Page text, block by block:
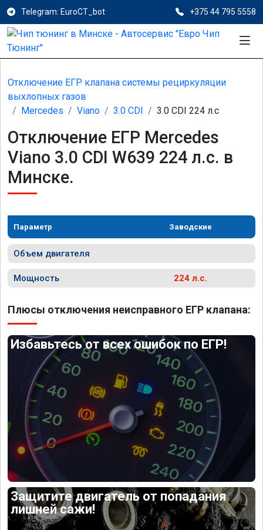
Telegram: EuroCT_bot +375 44 795 5558
Отключение ЕГР клапана системы рециркуляции
выхлопных газов
Mercedes
Viano 3.0 CDI 3.0 CDI 224 л.с
Отключение ЕГР Mercedes
Viano 3.0 CDI W639 224 л.с. в
Минске.
Параметр Заводские
Объем двигателя
Мощность 224 л.с.
Плюсы отключения неисправного ЕГР клапана:
Избавьтесь от всех ошибок по ЕГР!
Защитите двигатель от попадания
лишней сажи!